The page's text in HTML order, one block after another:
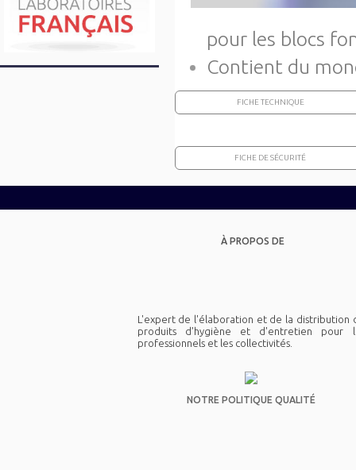
pour les blocs
Contient du
FICHE TECHNIQUE
FICHE DE SÉCURITÉ
À PROPOS DE
L'expert de l'élaboration et de la distribution
produits d'hygiène et d'entretien pour
professionnels et les collectivités.
NOTRE POLITIQUE QUALITÉ